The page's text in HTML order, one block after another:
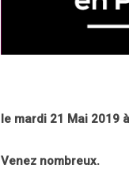
le mardi 21 Mai 2019
Venez nombreux.